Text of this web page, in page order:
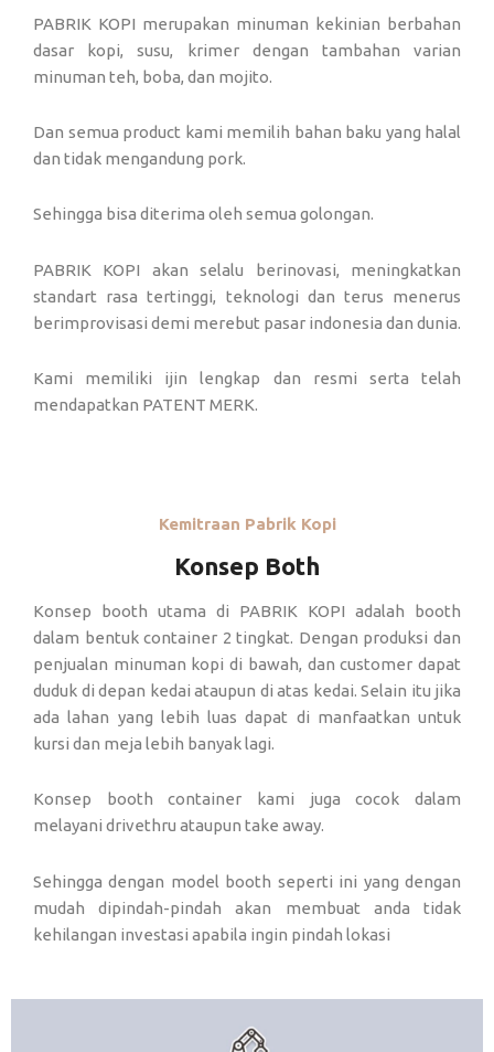
PABRIK KOPI merupakan minuman kekinian berbahan
dasar kopi, susu, krimer dengan tambahan varian
minuman teh, boba, dan mojito.
Dan semua product kami memilih bahan baku yang halal
dan tidak mengandung pork.
Sehingga bisa diterima oleh semua golongan.
PABRIK KOPI akan selalu berinovasi, meningkatkan
standart rasa tertinggi, teknologi dan terus menerus
berimprovisasi demi merebut pasar indonesia dan dunia.
Kami memiliki ijin lengkap dan resmi serta telah
mendapatkan PATENT MERK.
Kemitraan Pabrik Kopi
Konsep Both
Konsep booth utama di PABRIK KOPI adalah booth
dalam bentuk container 2 tingkat. Dengan produksi dan
penjualan minuman kopi di bawah, dan customer dapat
duduk di depan kedai ataupun di atas kedai. Selain itu jika
ada lahan yang lebih luas dapat di manfaatkan untuk
kursi dan meja lebih banyak lagi.
Konsep booth container kami juga cocok dalam
melayani drivethru ataupun take away.
Sehingga dengan model booth seperti ini yang dengan
mudah dipindah-pindah akan membuat anda tidak
kehilangan investasi apabila ingin pindah lokasi